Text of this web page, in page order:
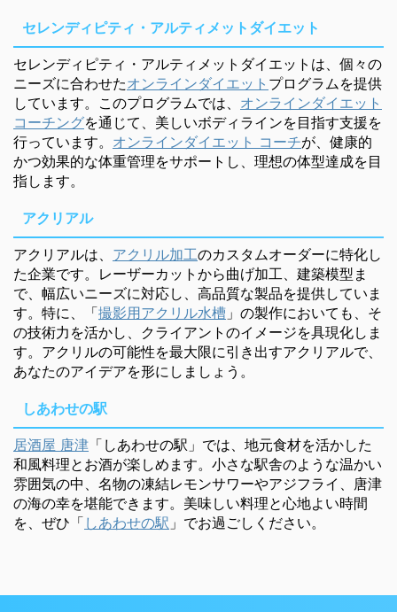
セレンディピティ・アルティメットダイエット
セレンディピティ・アルティメットダイエットは、個々の
ニーズに合わせたオンラインダイエット プログラムを提供
しています。このプログラムでは、 オンラインダイエット
コーチングを通じて、美しいボディラインを目指す支援を
行っています。 オンラインダイエット コーチが、健康的
かつ効果的な体重管理をサポートし、理想の体型達成を目
指します。
アクリアル
アクリアルは、 アクリル加工のカスタムオーダーに特化し
た企業です。レーザーカットから曲げ加工、建築模型ま
で、幅広いニーズに対応し、高品質な製品を提供していま
す。特に、「撮影用アクリル水槽 」の製作においても、そ
の技術力を活かし、クライアントのイメージを具現化しま
す。アクリルの可能性を最大限に引き出すアクリアルで、
あなたのアイデアを形にしましょう。
しあわせの駅
居酒屋 唐津 「しあわせの駅」では、地元食材を活かした
和風料理とお酒が楽しめます。小さな駅舎のような温かい
雰囲気の中、名物の凍結レモンサワーやアジフライ、唐津
の海の幸を堪能できます。美味しい料理と心地よい時間
を、ぜひ「 しあわせの駅 」でお過ごしください。